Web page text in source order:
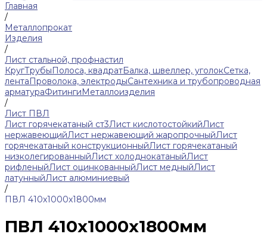
Главная
/
Металлопрокат
Изделия
/
Лист стальной, профнастил
КругТрубыПолоса, квадратБалка, швеллер, уголокСетка,
лентаПроволока, электродыСантехника и трубопроводная
арматураФитингиМеталлоизделия
/
Лист ПВЛ
Лист горячекатаный ст3Лист кислотостойкийЛист
нержавеющийЛист нержавеющий жаропрочныйЛист
горячекатаный конструкционныйЛист горячекатаный
низколегированныйЛист холоднокатаныйЛист
рифленыйЛист оцинкованныйЛист медныйЛист
латунныйЛист алюминиевый
/
ПВЛ 410x1000x1800мм
ПВЛ 410x1000x1800мм